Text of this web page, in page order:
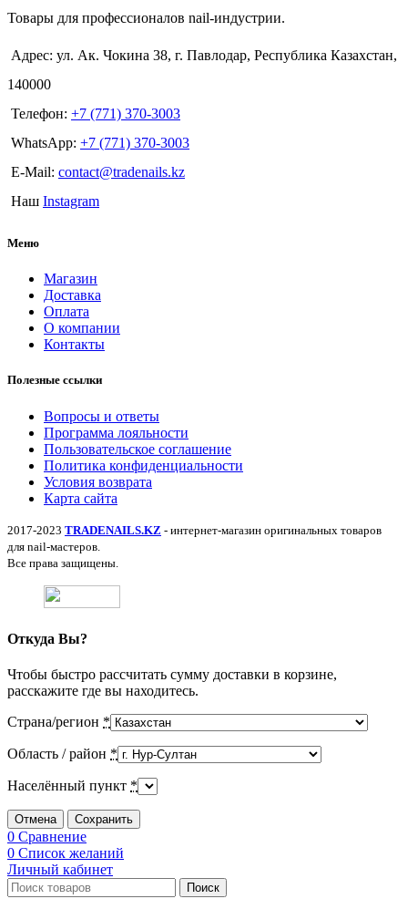
Товары для профессионалов nail-индустрии.
Адрес: ул. Ак. Чокина 38, г. Павлодар, Республика Казахстан,
140000
Телефон: +7 (771) 370-3003
WhatsApp: +7 (771) 370-3003
E-Mail: contact@tradenails.kz
Наш Instagram
Меню
Магазин
Доставка
Оплата
О компании
Контакты
Полезные ссылки
Вопросы и ответы
Программа лояльности
Пользовательское соглашение
Политика конфиденциальности
Условия возврата
Карта сайта
2017-2023 TRADENAILS.KZ - интернет-магазин оригинальных товаров
для nail-мастеров.
Все права защищены.
Откуда Вы?
Чтобы быстро рассчитать сумму доставки в корзине,
расскажите где вы находитесь.
Страна/регион *
Область / район *
Населённый пункт *
Отмена Сохранить
0 Сравнение
0 Список желаний
Личный кабинет
Поиск